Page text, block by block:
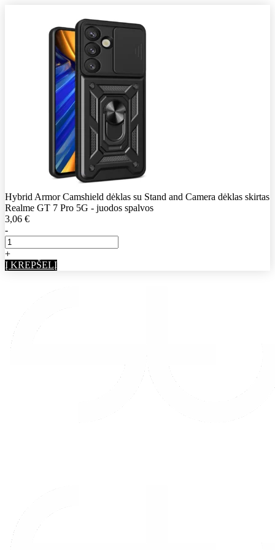
Hybrid Armor Camshield dėklas su Stand and Camera dėklas skirtas
Realme GT 7 Pro 5G - juodos spalvos
3,06 €
-
+
Į KREPŠELĮ